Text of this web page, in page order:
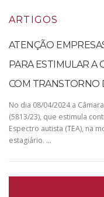
ARTIGOS
ATENÇÃO
PARA ESTIMULAR A
COM TRANSTORNO
No dia 08/04/2024 a
(5813/23), que estimula
Espectro autista (TEA), na
estagiário. …